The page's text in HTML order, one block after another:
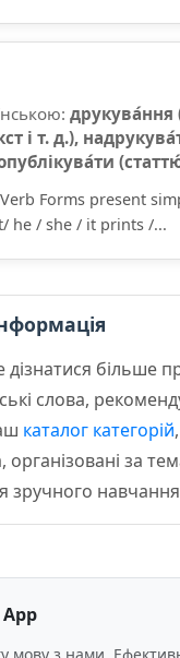
друкува́ння
і т. д.),
Forms present
he / she / it prints /...
більше
слова,
каталог категорій
організовані за
зручного